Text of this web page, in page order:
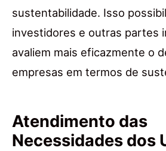
sustentabilidade. Isso
investidores e outras partes
avaliem mais eficazmente o
empresas em termos de
Atendimento das
Necessidades dos